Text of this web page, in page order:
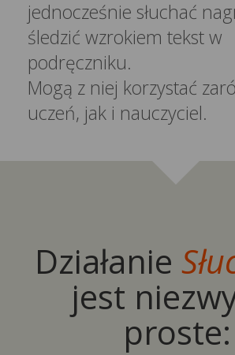
jednocześnie słuchać
śledzić wzrokiem tekst w
podręczniku.
Mogą z niej korzystać
uczeń, jak i nauczyciel.
Działanie
jest
proste: